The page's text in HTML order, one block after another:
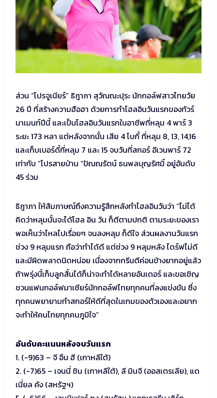
ส่วน “โปรจูเนียร์” ธิฎาภา สุวัณณะปุระ นักกอล์ฟสาวไทยวัย
26 ปี ที่สร้างความฮือฮา ด้วยการทำโฮลอินวันแรกของทัวร์
นาเมนท์ปีนี้ และเป็นโฮลอินวันแรกในอาชีพที่หลุม 4 พาร์ 3
ระยะ 173 หลา แต่หลังจากนั้น เสีย 4 โบกี้ ที่หลุม 8, 13, 14,16
และเก็บเบอร์ดี้ที่หลุม 7 และ 15 จบวันที่สกอร์ อีเวนพาร์ 72
เท่ากับ “โปรสายป่าน “ปัณณรัตน์ ธนพลบุญรัศมิ์ อยู่อันดับ
45 ร่วม
ธิฎาภา ให้สัมภาษณ์ถึงความรู้สึกหลังทำโฮลอินวันว่า “ไม่ได้
คิดว่าหลุมนั้นจะได้โฮล อิน วัน ก็ตีตามปกติ ตามระยะของเรา
พอเห็นว่าไหลไปเรื่อยๆ จนลงหลุม ก็ดีใจ ส่วนผลงานวันแรก
ช่วง 9 หลุมแรก ถือว่าทำได้ดี แต่ช่วง 9 หลุมหลัง ไดร์ฟไม่ดี
และมีผิดพลาดนิดหน่อย เนื่องจากกรีนตีค่อนข้างยากอยู่แล้ว
ถ้าพรุ่งนี้เก็บลูกสั้นได้ก็น่าจะทำได้หลายอันเดอร์ และขอเชิญ
ชวนแฟนกอล์ฟมาเชียร์นักกอล์ฟไทยทุกคนที่ลงแข่งขัน ซึ่ง
ทุกคนพยายามทำสกอร์ให้ดีที่สุดในเกมของตัวเองและอยาก
จะทำให้คนไทยทุกคนภูมิใจ”
อันดับคะแนนหลังจบวันแรก
1. (-9)63 – จี อึน ฮี (เกาหลีใต้)
2. (-7)65 – เจนนี่ ชิน (เกาหลีใต้), ลี มินจี (ออสเตรเลีย), แด
เนี่ยล คัง (สหรัฐฯ)